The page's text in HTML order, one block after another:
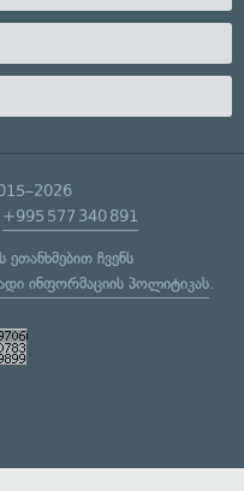
+995 577 340 891
ეთანხმებით ჩვენს
ინფორმაციის პოლიტიკას.